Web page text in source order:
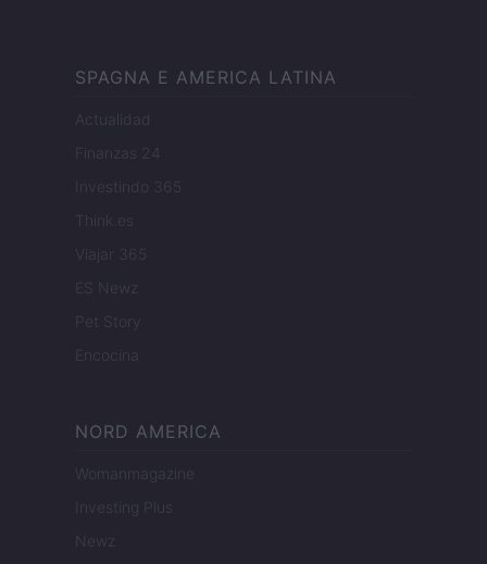
SPAGNA E AMERICA LATINA
Actualidad
Finanzas 24
Investindo 365
Think.es
Viajar 365
ES Newz
Pet Story
Encocina
NORD AMERICA
Womanmagazine
Investing Plus
Newz